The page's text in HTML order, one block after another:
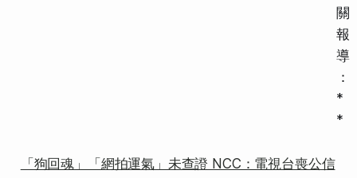
關
報
導
：
*
*
「狗回魂」「網拍運氣」未查證 NCC：電視台喪公信